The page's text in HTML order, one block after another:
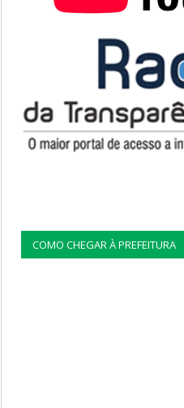
COMO CHEGAR À PREFEITURA